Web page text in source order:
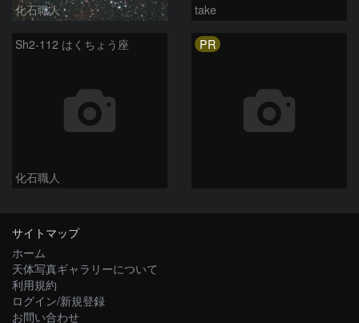
化石職人 take
Sh2-112 はくちょう座
化石職人
PR
サイトマップ
ホーム
天体写真ギャラリーについて
利用規約
ログイン/新規登録
お問い合わせ